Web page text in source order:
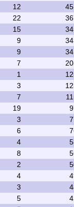
12
22
15
9
9
7
1
3
7
19
3
6
4
8
2
4
3
5